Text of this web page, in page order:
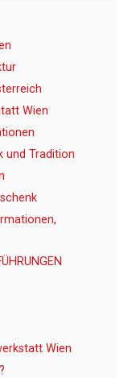
Wien
und Tradition
Wien